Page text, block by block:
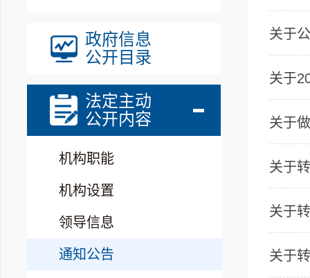
政府信息
公开目录
法定主动
公开内容
机构职能
机构设置
领导信息
通知公告
关于
关于
关于
关于